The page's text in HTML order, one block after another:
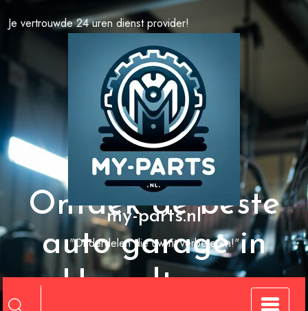
naar
inhoud
Je vertrouwde 24 uren dienst provider!
my-parts.nl
"Onderdelen die uw rit verbeteren!"
Ontdek de beste
auto garage in
Hasselt voor